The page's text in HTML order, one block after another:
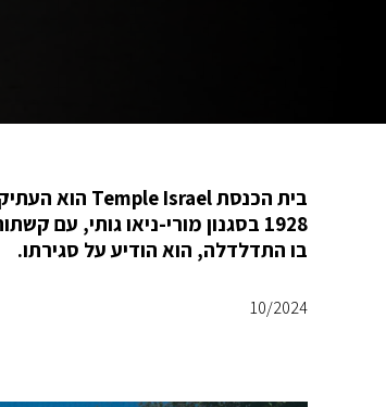
1928 בסגנון מורי-ניאו גותי,
בו התדלדלה, הוא הודיע על סגירתו.
10/2024